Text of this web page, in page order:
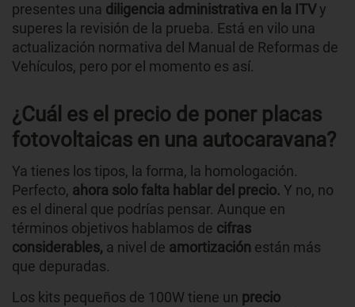
presentes una diligencia administrativa en la ITVy
superes la revisión de la prueba. Está en vilo una
actualización normativa del Manual de Reformas de
Vehículos, pero por el momento es así.
¿Cuál es el precio de poner placas
fotovoltaicas en una autocaravana?
Ya tienes los tipos, la forma, la homologación.
Perfecto, ahora solo falta hablar del precio. Y no, no
es el dineral que podrías pensar. Aunque en
términos objetivos hablamos de cifras
considerables, a nivel de amortización están más
que depuradas.
Los kits pequeños de 100W tiene un precio